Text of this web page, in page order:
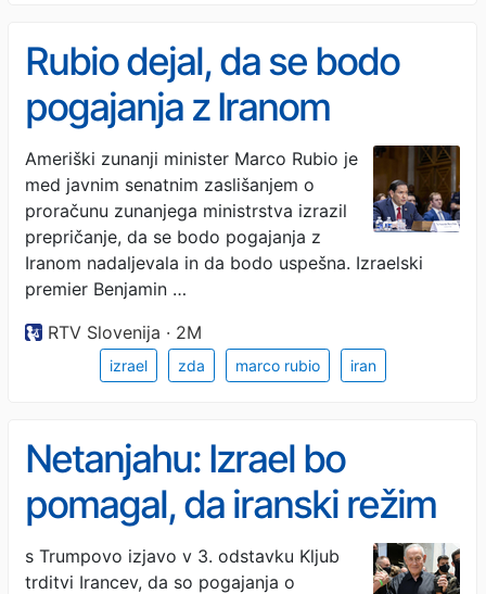
Rubio dejal, da se bodo
pogajanja z Iranom
nadaljevala. Netanjahu
medtem grozi Teheranu.
Ameriški zunanji minister Marco Rubio je
med javnim senatnim zaslišanjem o
proračunu zunanjega ministrstva izrazil
prepričanje, da se bodo pogajanja z
Iranom nadaljevala in da bodo uspešna. Izraelski
premier Benjamin …
RTV Slovenija · 2M
izrael zda marco rubio iran
Netanjahu: Izrael bo
pomagal, da iranski režim
izgine z obličja sveta
s Trumpovo izjavo v 3. odstavku Kljub
trditvi Irancev, da so pogajanja o